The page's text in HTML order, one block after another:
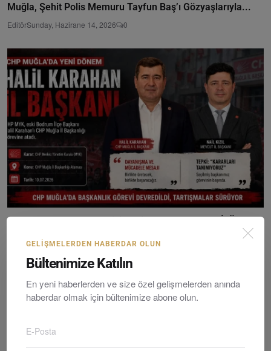
Muğla, Şehit Polis Memuru Tayfun Baş’ı Gözyaşlarıyla...
EditörSunday, Hazirane 14, 2026 0
CHP Muğla’da Atama Krizi: Halil Karahan Atandı, İl Ö...
Saturday, Temmuzy 11, 2026
GELIŞMELERDEN HABERDAR OLUN
Bültenimize Katılın
En yeni haberlerden ve size özel gelişmelerden anında
haberdar olmak için bültenimize abone olun.